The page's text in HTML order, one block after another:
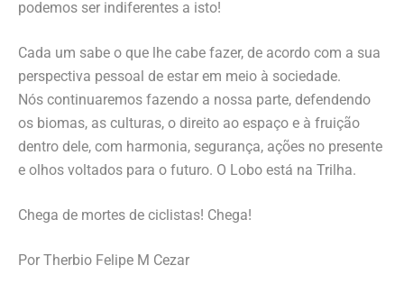
podemos ser indiferentes a isto!
Cada um sabe o que lhe cabe fazer, de acordo com a sua
perspectiva pessoal de estar em meio à sociedade.
Nós continuaremos fazendo a nossa parte, defendendo
os biomas, as culturas, o direito ao espaço e à fruição
dentro dele, com harmonia, segurança, ações no presente
e olhos voltados para o futuro. O Lobo está na Trilha.
Chega de mortes de ciclistas! Chega!
Por Therbio Felipe M Cezar